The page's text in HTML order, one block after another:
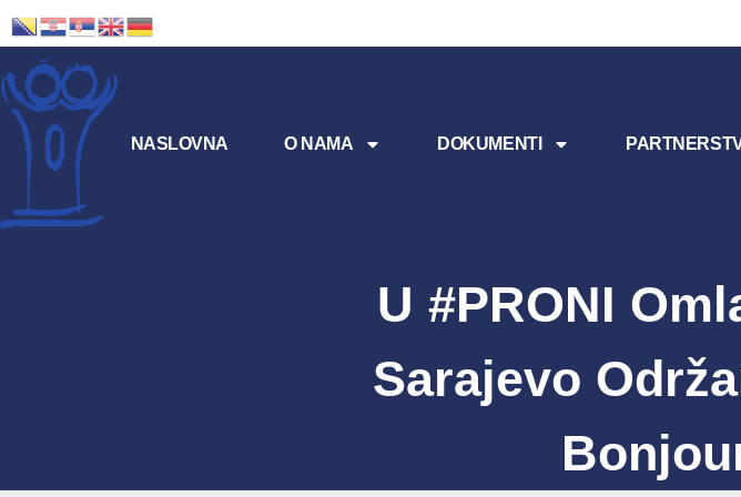
NASLOVNA O NAMA DOKUMENTI
U #PRONI
Sarajevo